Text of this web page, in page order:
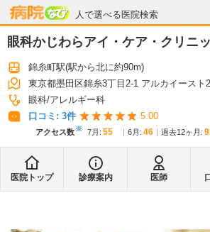
人で選べる医院検索
病院なび
眼科かじわらアイ・ケア・クリニ
錦糸町駅(駅から北に約90m)
東京都墨田区錦糸3丁目2-1 アルカイースト
眼科 アレルギー科
口コミ: 3件 5.00
アクセス数※ 7月 : 55 6月 : 46 過去12ヶ月:
医院トップ 診療案内 医師